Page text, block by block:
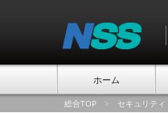
ホーム
総合TOP > セキュリティ